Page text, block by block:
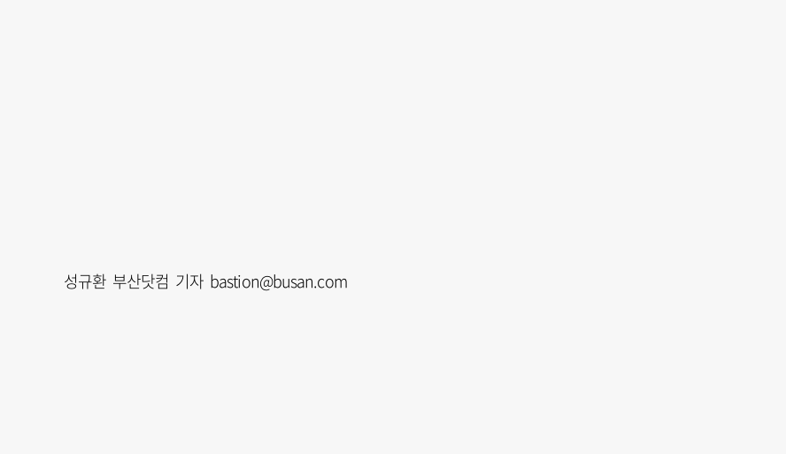
성규환 부산닷컴 기자 bastion@busan.com